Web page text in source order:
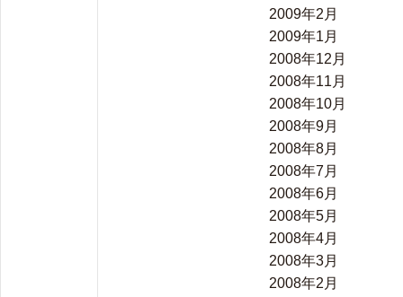
2009年2月
2009年1月
2008年12月
2008年11月
2008年10月
2008年9月
2008年8月
2008年7月
2008年6月
2008年5月
2008年4月
2008年3月
2008年2月